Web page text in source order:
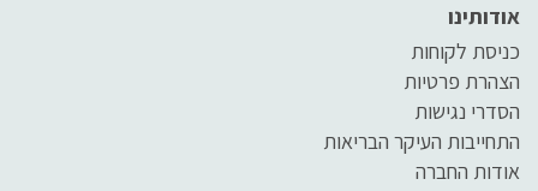
אודותינו
כניסת לקוחות
הצהרת פרטיות
הסדרי נגישות
התחייבות העיקר הבריאות
אודות החברה